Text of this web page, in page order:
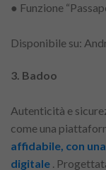
● Funzione
Disponibile su:
3. Badoo
Autenticità e
come una
affidabile, con
digitale .